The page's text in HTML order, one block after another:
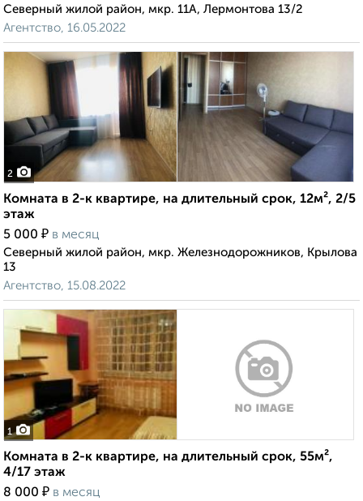
Северный жилой район, мкр. 11А, Лермонтова 13/2
Агентство, 16.05.2022
2
Комната в 2-к квартире, на длительный срок, 12м², 2/5
этаж
5 000 ₽ в месяц
Северный жилой район, мкр. Железнодорожников, Крылова
13
Агентство, 15.08.2022
1
Комната в 2-к квартире, на длительный срок, 55м²,
4/17 этаж
8 000 ₽ в месяц